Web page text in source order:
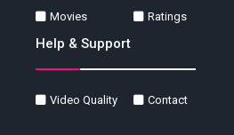
Movies
Ratings
Help & Support
Video Quality Contact